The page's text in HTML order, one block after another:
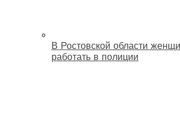
В Ростовской области
работать в полиции